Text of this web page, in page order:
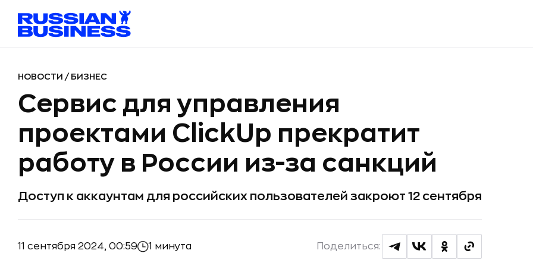
НОВОСТИ / БИЗНЕС
Сервис для управления
проектами ClickUp прекратит
работу в России из-за санкций
Доступ к аккаунтам для российских пользователей закроют 12 сентября
11 сентября 2024, 00:59 1 минута Поделиться: